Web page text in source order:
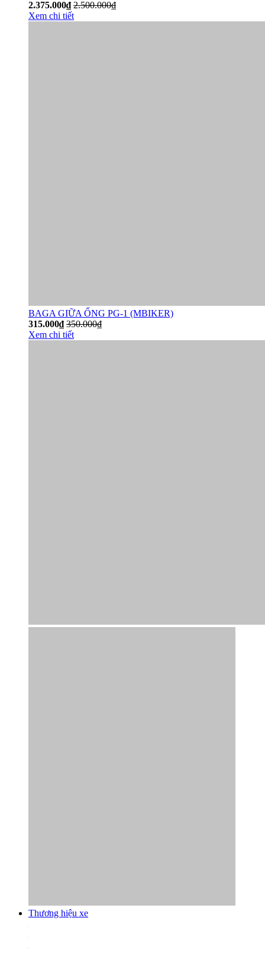
2.375.000₫ 2.500.000₫
Xem chi tiết
BAGA GIỮA ỐNG PG-1 (MBIKER)
315.000₫ 350.000₫
Xem chi tiết
Thương hiệu xe